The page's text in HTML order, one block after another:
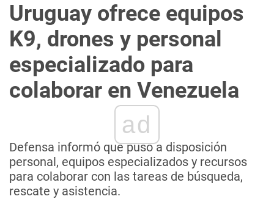
Uruguay ofrece equipos
K9, drones y personal
especializado para
colaborar en Venezuela
ad
Defensa informó que puso a disposición
personal, equipos especializados y recursos
para colaborar con las tareas de búsqueda,
rescate y asistencia.